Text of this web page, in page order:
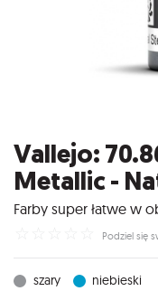
Vallejo:
Metallic -
Farby super łatwe w
Podziel się
szary niebieski